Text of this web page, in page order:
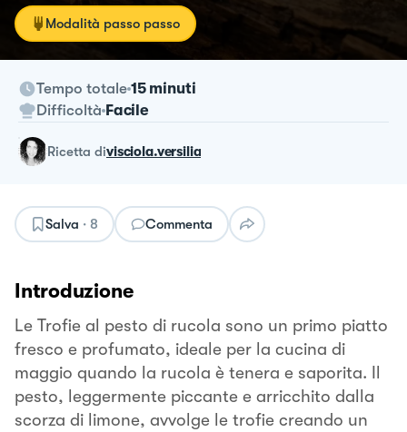
Modalità passo passo
Tempo totale 15 minuti
Difficoltà Facile
ricetta divisciola.versilia
Salva · 8 Commenta
Introduzione
Le Trofie al pesto di rucola sono un primo piatto
fresco e profumato, ideale per la cucina di
maggio quando la rucola è tenera e saporita. Il
pesto, leggermente piccante e arricchito dalla
scorza di limone, avvolge le trofie creando un